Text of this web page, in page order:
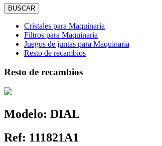
Cristales para Maquinaria
Filtros para Maquinaria
Juegos de juntas para Maquinaria
Resto de recambios
Resto de recambios
Modelo: DIAL
Ref: 111821A1